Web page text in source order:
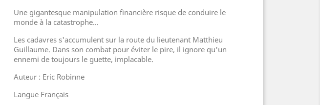
Une gigantesque manipulation financière risque de conduire le
monde à la catastrophe...
Les cadavres s'accumulent sur la route du lieutenant Matthieu
Guillaume. Dans son combat pour éviter le pire, il ignore qu'un
ennemi de toujours le guette, implacable.
Auteur : Eric Robinne
Langue Français